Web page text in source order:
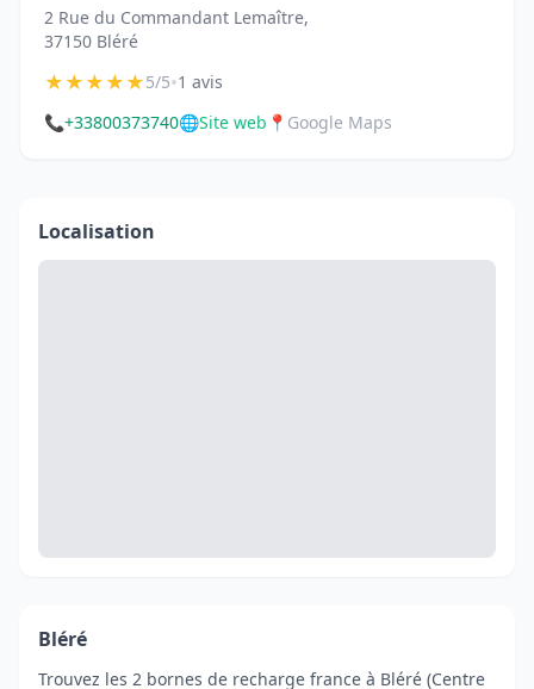
2 Rue du Commandant Lemaître,
37150 Bléré
★★★★★5/5•1 avis
📞+33800373740🌐Site web 📍 Google Maps
Localisation
Bléré
Trouvez les 2 bornes de recharge france à Bléré (Centre